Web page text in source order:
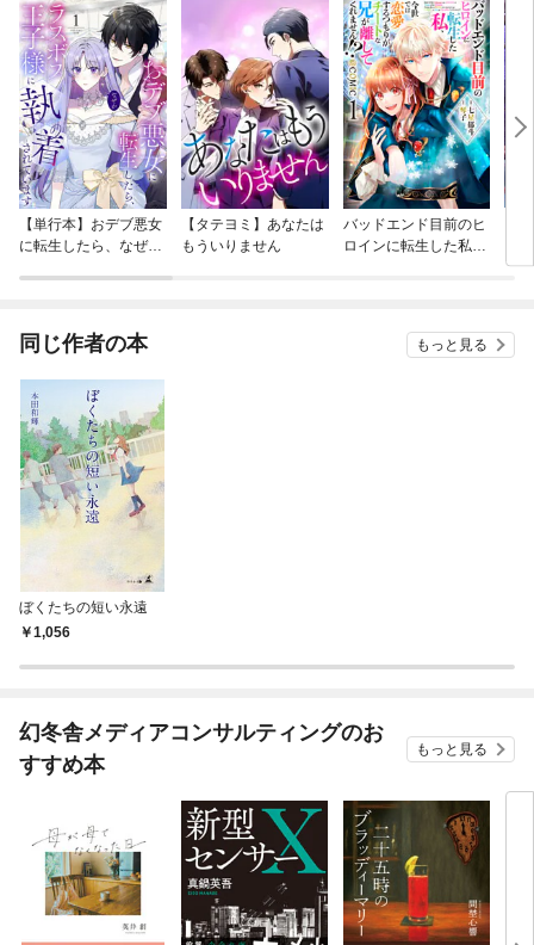
【単行本】おデブ悪女
に転生したら、なぜか
【タテヨミ】あなたは
もういりません
バッドエンド目前のヒ
ロインに転生した私、
同じ作者の本 もっと見る
ぼくたちの短い永遠
1,056
幻冬舎メディアコンサルティングのお
すすめ本
もっと見る